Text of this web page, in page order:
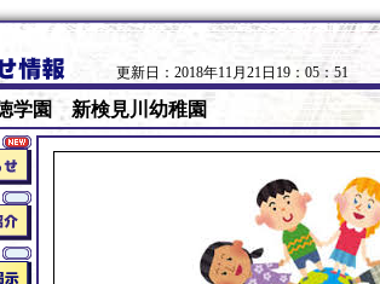
更新日：2018年11月21日19：05：51
学園 新検見川幼稚園